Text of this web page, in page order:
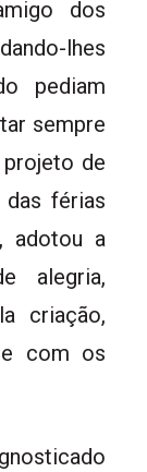
dos
lhes
pediam
sempre
de
das férias
adotou a
alegria,
criação,
com os